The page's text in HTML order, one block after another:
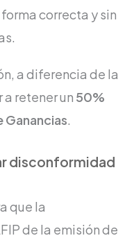
correcta y sin
a diferencia de la
retener un 50%
Ganancias.
disconformidad
que la
de la emisión de